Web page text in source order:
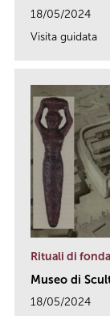
18/05/2024
Visita guidata
Rituali di
Museo di
18/05/2024